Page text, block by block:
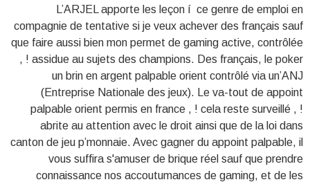
L’ARJEL apporte les leçon í ce genre de emploi en
compagnie de tentative si je veux achever des français sauf
que faire aussi bien mon permet de gaming active, contrôlée
, ! assidue au sujets des champions. Des français, le poker
un brin en argent palpable orient contrôlé via un’ANJ
(Entreprise Nationale des jeux). Le va-tout de appoint
palpable orient permis en france , ! cela reste surveillé , !
abrite au attention avec le droit ainsi que de la loi dans
canton de jeu p’monnaie. Avec gagner du appoint palpable, il
vous suffira s'amuser de brique réel sauf que prendre
connaissance nos accoutumances de gaming, et de les